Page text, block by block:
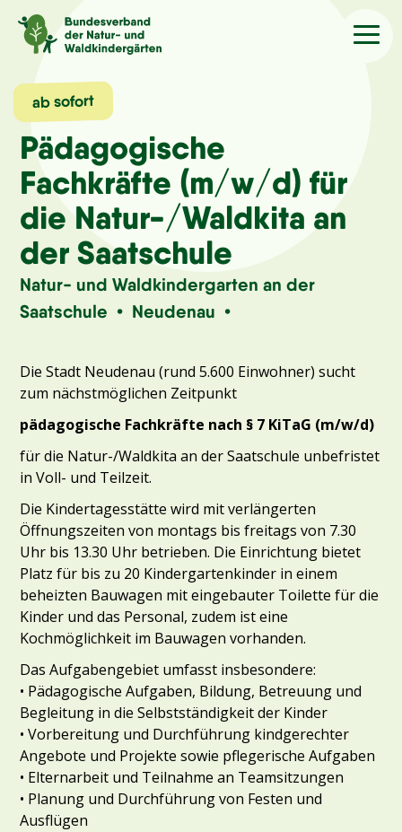
Sprache/Language
Aktuelles
Über uns
Kindergärten
Angebote
Kontakt
ab sofort
Pädagogische
Fachkräfte (m/w/d) für
die Natur-/Waldkita an
der Saatschule
Natur- und Waldkindergarten an der
Saatschule • Neudenau •
Die Stadt Neudenau (rund 5.600 Einwohner) sucht
zum nächstmöglichen Zeitpunkt
pädagogische Fachkräfte nach § 7 KiTaG (m/w/d)
für die Natur-/Waldkita an der Saatschule unbefristet
in Voll- und Teilzeit.
Die Kindertagesstätte wird mit verlängerten
Öffnungszeiten von montags bis freitags von 7.30
Uhr bis 13.30 Uhr betrieben. Die Einrichtung bietet
Platz für bis zu 20 Kindergartenkinder in einem
beheizten Bauwagen mit eingebauter Toilette für die
Kinder und das Personal, zudem ist eine
Kochmöglichkeit im Bauwagen vorhanden.
Das Aufgabengebiet umfasst insbesondere:
• Pädagogische Aufgaben, Bildung, Betreuung und
Begleitung in die Selbstständigkeit der Kinder
• Vorbereitung und Durchführung kindgerechter
Angebote und Projekte sowie pflegerische Aufgaben
• Elternarbeit und Teilnahme an Teamsitzungen
• Planung und Durchführung von Festen und
Ausflügen